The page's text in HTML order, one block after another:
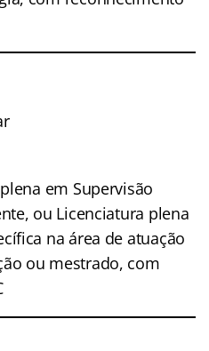
em Supervisão
ou Licenciatura plena
na área de atuação
ou mestrado, com